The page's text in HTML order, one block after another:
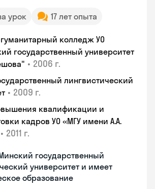
урок 17 лет опыта
колледж УО
государственный университет
• 2006 г.
лингвистический
• 2009 г.
квалификации и
кадров УО «МГУ имени А.А.
• 2011 г.
государственный
университет и имеет
образование